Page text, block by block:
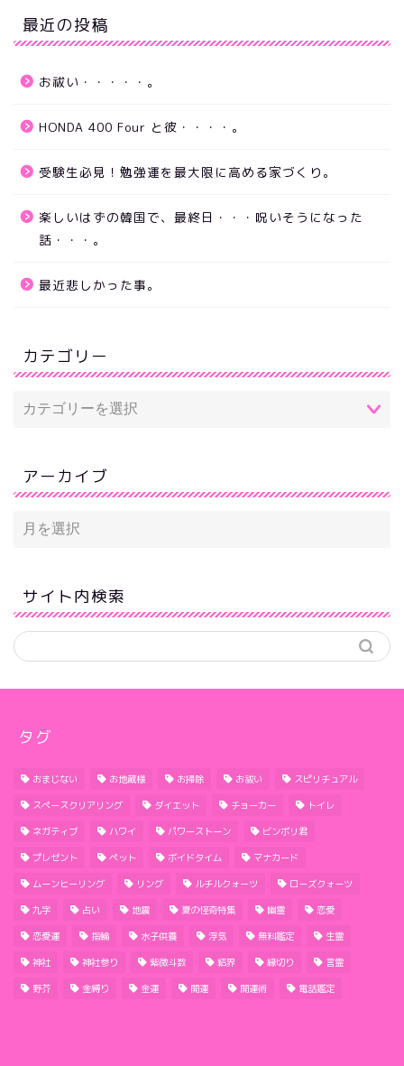
最近の投稿
お祓い・・・・・。
HONDA 400 Four と彼・・・・。
受験生必見！勉強運を最大限に高める家づくり。
楽しいはずの韓国で、最終日・・・呪いそうになった
話・・・。
最近悲しかった事。
カテゴリー
アーカイブ
サイト内検索
タグ
おまじない お地蔵様 お掃除 お祓い スピリチュアル
スペースクリアリング ダイエット チョーカー トイレ
ネガティブ ハワイ パワーストーン ビンボリ君
プレゼント ペット ボイドタイム マナカード
ムーンヒーリング リング ルチルクォーツ ローズクォーツ
九字 占い 地震 夏の怪奇特集 幽霊 恋愛
恋愛運 指輪 水子供養 浮気 無料鑑定 生霊
神社 神社参り 紫微斗数 結界 縁切り 言霊
野芥 金縛り 金運 開運 開運術 電話鑑定